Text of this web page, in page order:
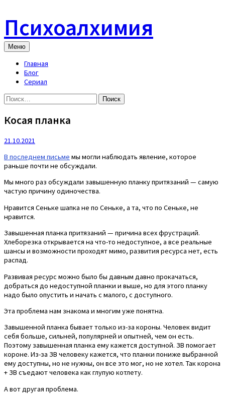
content
Психоалхимия
Меню
Главная
Блог
Сериал
Найти:
Косая планка
21.10.2021
В последнем письме мы могли наблюдать явление, которое
раньше почти не обсуждали.
Мы много раз обсуждали завышенную планку притязаний — самую
частую причину одиночества.
Нравится Сеньке шапка не по Сеньке, а та, что по Сеньке, не
нравится.
Завышенная планка притязаний — причина всех фрустраций.
Хлеборезка открывается на что-то недоступное, а все реальные
шансы и возможности проходят мимо, развития ресурса нет, есть
распад.
Развивая ресурс можно было бы давным давно прокачаться,
добраться до недоступной планки и выше, но для этого планку
надо было опустить и начать с малого, с доступного.
Эта проблема нам знакома и многим уже понятна.
Завышенной планка бывает только из-за короны. Человек видит
себя больше, сильней, популярней и опытней, чем он есть.
Поэтому завышенная планка ему кажется доступной. ЗВ помогает
короне. Из-за ЗВ человеку кажется, что планки пониже выбранной
ему доступны, но не нужны, он все это мог, но не хотел. Так корона
+ ЗВ съедают человека как глупую котлету.
А вот другая проблема.